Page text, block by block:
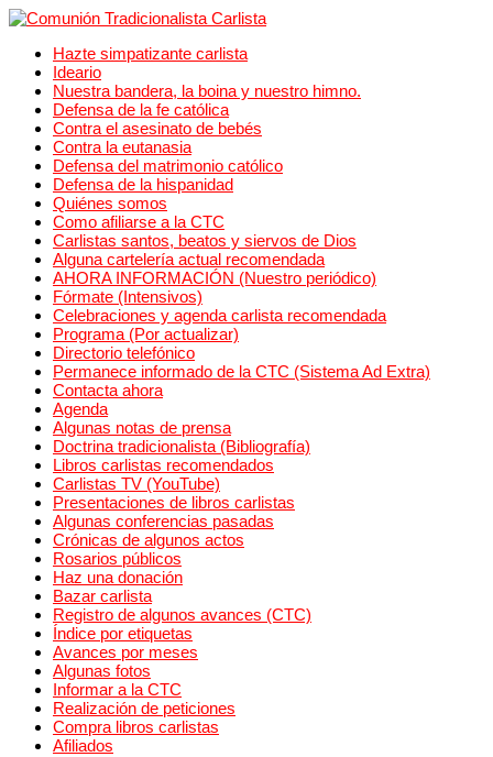
Hazte simpatizante carlista
Ideario
Nuestra bandera, la boina y nuestro himno.
Defensa de la fe católica
Contra el asesinato de bebés
Contra la eutanasia
Defensa del matrimonio católico
Defensa de la hispanidad
Quiénes somos
Como afiliarse a la CTC
Carlistas santos, beatos y siervos de Dios
Alguna cartelería actual recomendada
AHORA INFORMACIÓN (Nuestro periódico)
Fórmate (Intensivos)
Celebraciones y agenda carlista recomendada
Programa (Por actualizar)
Directorio telefónico
Permanece informado de la CTC (Sistema Ad Extra)
Contacta ahora
Agenda
Algunas notas de prensa
Doctrina tradicionalista (Bibliografía)
Libros carlistas recomendados
Carlistas TV (YouTube)
Presentaciones de libros carlistas
Algunas conferencias pasadas
Crónicas de algunos actos
Rosarios públicos
Haz una donación
Bazar carlista
Registro de algunos avances (CTC)
Índice por etiquetas
Avances por meses
Algunas fotos
Informar a la CTC
Realización de peticiones
Compra libros carlistas
Afiliados